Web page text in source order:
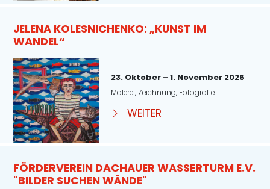
JELENA KOLESNICHENKO: „KUNST IM
WANDEL“
23. Oktober – 1. November 2026
Malerei, Zeichnung, Fotografie
WEITER
FÖRDERVEREIN DACHAUER WASSERTURM E.V.
"BILDER SUCHEN WÄNDE"